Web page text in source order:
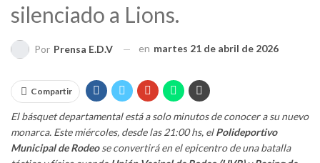
silenciado a Lions.
Por Prensa E.D.V en martes 21 de abril de 2026
Compartir
El básquet departamental está a solo minutos de conocer a su nuevo
monarca. Este miércoles, desde las 21:00 hs, elPolideportivo
Municipal de Rodeose convertirá en el epicentro de una batalla